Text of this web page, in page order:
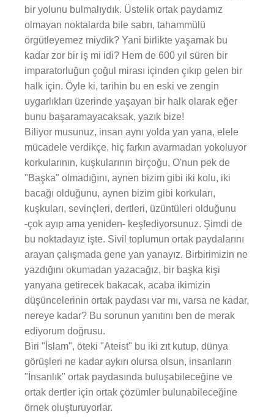
bir yolunu bulmalıydık. Üstelik ortak paydamız
olmayan noktalarda bile sabrı, tahammülü
örgütleyemez miydik? Yani birlikte yaşamak bu
kadar zor bir iş mi idi? Hem de 600 yıl süren bir
imparatorluğun çoğul mirası içinden çıkıp gelen bir
halk için. Öyle ki, tarihin bu en eski ve zengin
uygarlıkları üzerinde yaşayan bir halk olarak eğer
bunu başaramayacaksak, yazık bize!
Biliyor musunuz, insan aynı yolda yan yana, elele
mücadele verdikçe, hiç farkın avarmadan yokoluyor
korkularının, kuşkularının birçoğu, O'nun pek de
"Başka" olmadığını, aynen bizim gibi iki kolu, iki
bacağı olduğunu, aynen bizim gibi korkuları,
kuşkuları, sevinçleri, dertleri, üzüntüleri olduğunu
-çok ayıp ama yeniden- keşfediyorsunuz. Şimdi de
bu noktadayız işte. Sivil toplumun ortak paydalarını
arayan çalışmada gene yan yanayız. Birbirimizin ne
yazdığını okumadan yazacağız, bir başka kişi
yanyana getirecek bakacak, acaba ikimizin
düşüncelerinin ortak paydası var mı, varsa ne kadar,
nereye kadar? Bu sorunun yanıtını ben de merak
ediyorum doğrusu.
Biri "İslam", öteki "Ateist" bu iki zıt kutup, dünya
görüşleri ne kadar aykırı olursa olsun, insanların
"İnsanlık" ortak paydasında buluşabileceğine ve
ortak dertler için ortak çözümler bulunabileceğine
örnek oluşturuyorlar.